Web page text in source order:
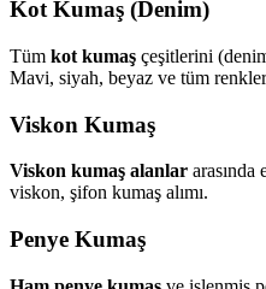
Kot Kumaş (Denim)
Tüm kot kumaş çeşitlerini
Mavi, siyah, beyaz ve tüm
Viskon Kumaş
Viskon kumaş alanlar
viskon, şifon kumaş alımı.
Penye Kumaş